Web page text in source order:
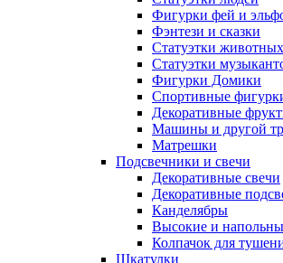
Фигурки фей и
Фэнтези и сказки
Статуэтки животных
Статуэтки
Фигурки Домики
Спортивные
Декоративные
Машины и другой
Матрешки
Подсвечники и свечи
Декоративные свечи
Декоративные
Канделябры
Высокие и
Колпачок для
Шкатулки